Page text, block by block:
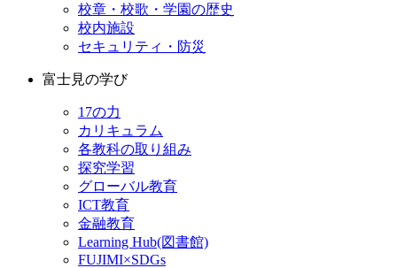
校章・校歌・学園の歴史
校内施設
セキュリティ・防災
富士見の学び
17の力
カリキュラム
各教科の取り組み
探究学習
グローバル教育
ICT教育
金融教育
Learning Hub(図書館)
FUJIMI×SDGs